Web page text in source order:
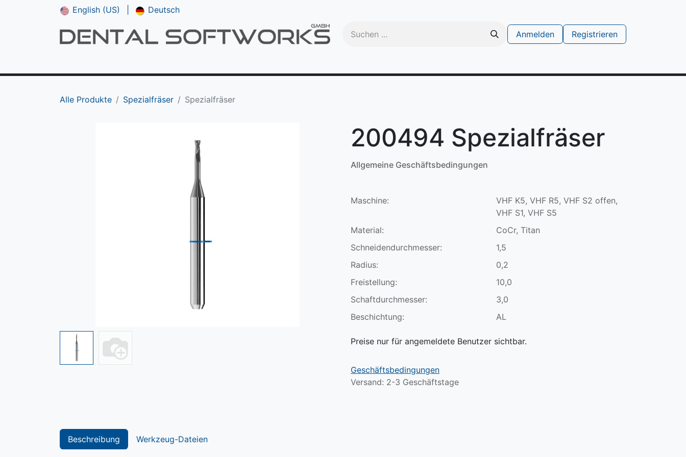
English (US) Deutsch
Anmelden Registrieren
Alle Produkte Spezialfräser Spezialfräser
200494 Spezialfräser
Allgemeine Geschäftsbedingungen
Maschine:
VHF K5, VHF R5, VHF S2 offen,
VHF S1, VHF S5
Material:
CoCr, Titan
Schneidendurchmesser:
1,5
Radius:
0,2
Freistellung:
10,0
Schaftdurchmesser:
3,0
Beschichtung:
AL
Preise nur für angemeldete Benutzer sichtbar.
Geschäftsbedingungen
Versand: 2-3 Geschäftstage
Beschreibung Werkzeug-Dateien